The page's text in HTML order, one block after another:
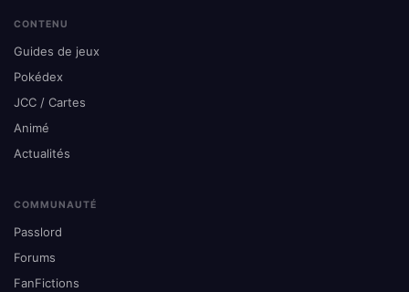
CONTENU
Guides de jeux
Pokédex
JCC / Cartes
Animé
Actualités
COMMUNAUTÉ
Passlord
Forums
FanFictions